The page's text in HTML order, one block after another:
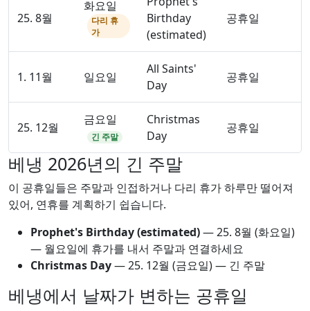
25. 8월
화요일
다리 휴
가
Birthday
(estimated)
공휴일
1. 11월 일요일
All Saints'
Day
공휴일
25. 12월
금요일
긴 주말
Christmas
Day
공휴일
베냉 2026년의 긴 주말
이 공휴일들은 주말과 인접하거나 다리 휴가 하루만 떨어져
있어, 연휴를 계획하기 쉽습니다.
Prophet's Birthday (estimated)—25. 8월 (화요일)
— 월요일에 휴가를 내서 주말과 연결하세요
Christmas Day—25. 12월 (금요일) — 긴 주말
베냉에서 날짜가 변하는 공휴일